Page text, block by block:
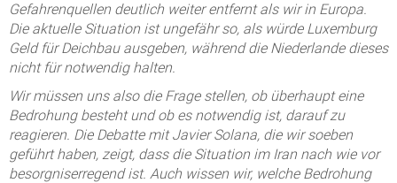
Gefahrenquellen deutlich weiter entfernt als wir in Europa.
Die aktuelle Situation ist ungefähr so, als würde Luxemburg
Geld für Deichbau ausgeben, während die Niederlande dieses
nicht für notwendig halten.
Wir müssen uns also die Frage stellen, ob überhaupt eine
Bedrohung besteht und ob es notwendig ist, darauf zu
reagieren. Die Debatte mit Javier Solana, die wir soeben
geführt haben, zeigt, dass die Situation im Iran nach wie vor
besorgniserregend ist. Auch wissen wir, welche Bedrohung